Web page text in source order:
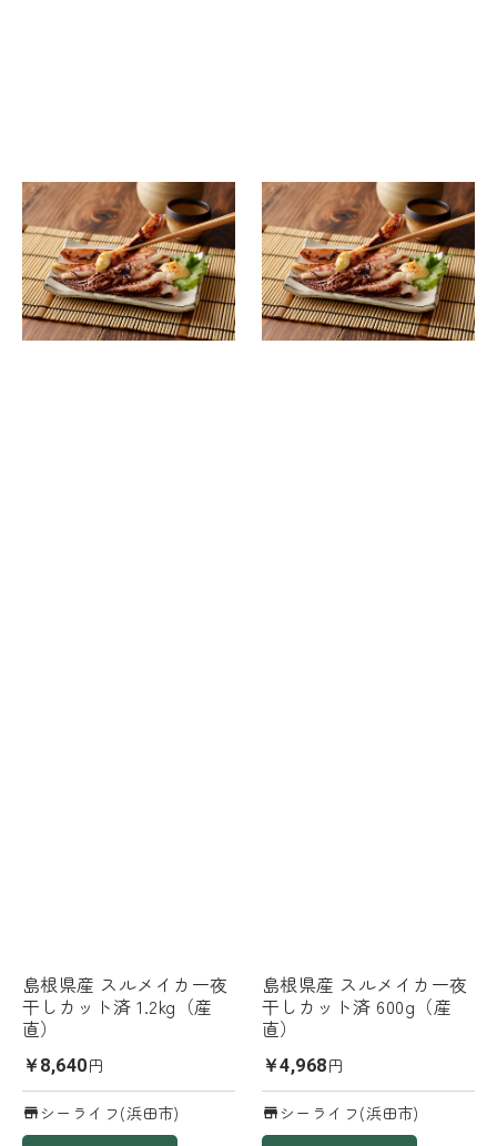
島根県産 スルメイカ一夜
干しカット済 1.2kg（産
直）
￥8,640円
シーライフ(浜田市)
島根県産 スルメイカ一夜
干しカット済 600g（産
直）
￥4,968円
シーライフ(浜田市)